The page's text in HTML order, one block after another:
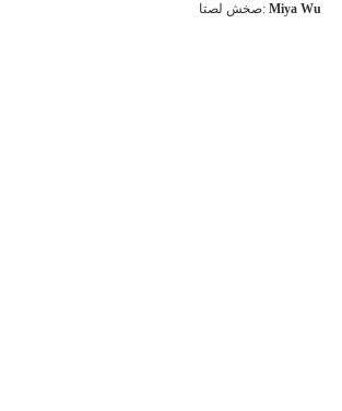
اتصل شخص: Miya Wu